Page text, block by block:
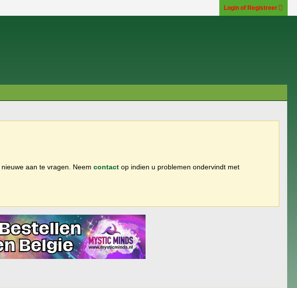
Login of Registreer
aan te vragen. Neem contact op indien u problemen ondervindt met